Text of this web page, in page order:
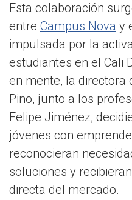
Esta colaboración
entre Campus Nova y
impulsada por la
estudiantes en el Cali
en mente, la directora
Pino, junto a los
Felipe Jiménez,
jóvenes con
reconocieran
soluciones y
directa del mercado.